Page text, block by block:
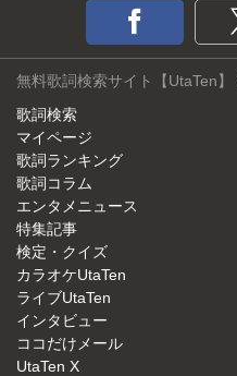
無料歌詞検索サイト【UtaTen】
歌詞検索
マイページ
歌詞ランキング
歌詞コラム
エンタメニュース
特集記事
検定・クイズ
カラオケUtaTen
ライブUtaTen
インタビュー
ココだけメール
UtaTen X